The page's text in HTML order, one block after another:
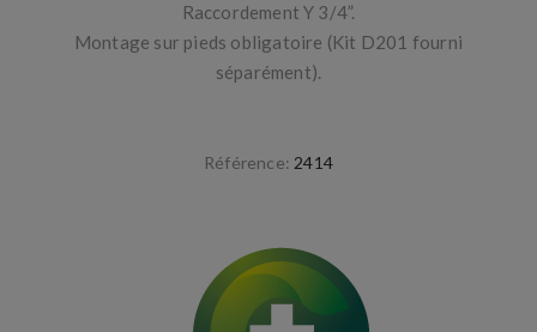
Raccordement Y 3/4”.
Montage sur pieds obligatoire (Kit D201 fourni
séparément).
Référence: 2414